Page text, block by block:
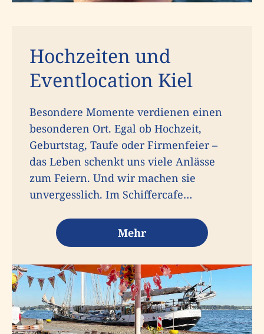
Hochzeiten und
Eventlocation Kiel
Besondere Momente verdienen einen
besonderen Ort. Egal ob Hochzeit,
Geburtstag, Taufe oder Firmenfeier –
das Leben schenkt uns viele Anlässe
zum Feiern. Und wir machen sie
unvergesslich. Im Schiffercafe…
Mehr